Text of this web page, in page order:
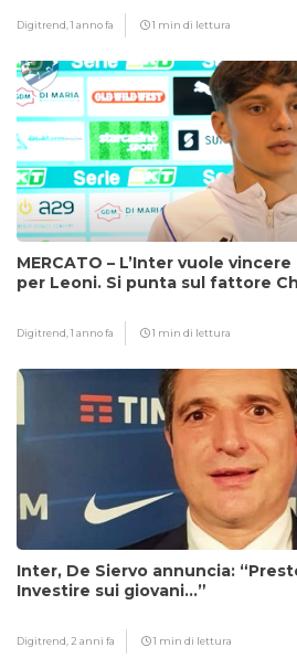
Digitrend,1 anno fa 1 min di lettura
MERCATO – L’Inter vuole
per Leoni. Si punta sul fattore
Digitrend,1 anno fa 1 min di lettura
Inter, De Siervo annuncia:
Investire sui giovani…”
Digitrend, 2 anni fa 1 min di lettura